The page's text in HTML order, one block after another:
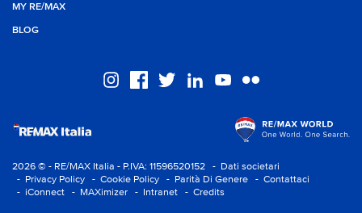
MY RE/MAX
BLOG
2026 © - RE/MAX Italia - P.IVA: 11596520152
- Dati societari
- Privacy Policy
- Cookie Policy - Parità Di Genere
- Contattaci
- iConnect
- MAXimizer - Intranet - Credits